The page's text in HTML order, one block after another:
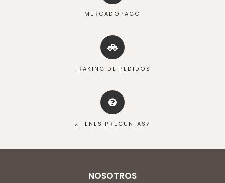
MERCADOPAGO
TRAKING DE PEDIDOS
¿TIENES PREGUNTAS?
NOSOTROS